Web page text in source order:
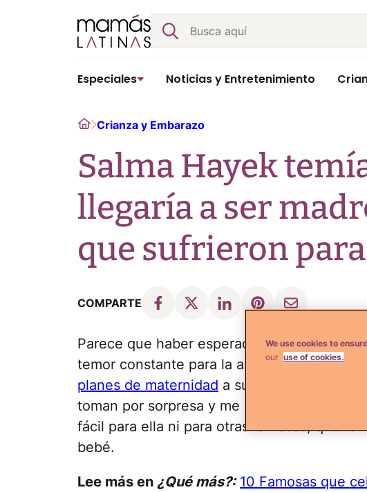
Buscar
Especiales Noticias y Entretenimiento
HomeCrianza y Embarazo
Salma Hayek
llegaría a ser
que sufrieron
COMPARTE
Parece que haber esperado embarazarse
temor constante para la actriz mexicana
planes de maternidad a su edad, ya no
toman por sorpresa y me hacen pensar que
fácil para ella ni para otras famosas, que
bebé.
Lee más en ¿Qué más?: 10 Famosas que
We use cookies to
our use of cookies.